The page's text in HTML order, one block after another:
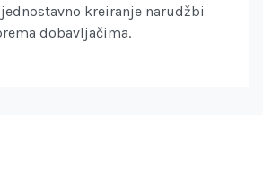
kreiranje narudžbi
dobavljačima.